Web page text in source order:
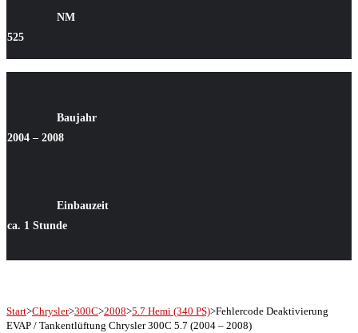
NM
525
Baujahr
2004 – 2008
Einbauzeit
ca. 1 Stunde
Start>Chrysler>300C>2008>5.7 Hemi (340 PS)>Fehlercode Deaktivierung
EVAP / Tankentlüftung Chrysler 300C 5.7 (2004 – 2008)